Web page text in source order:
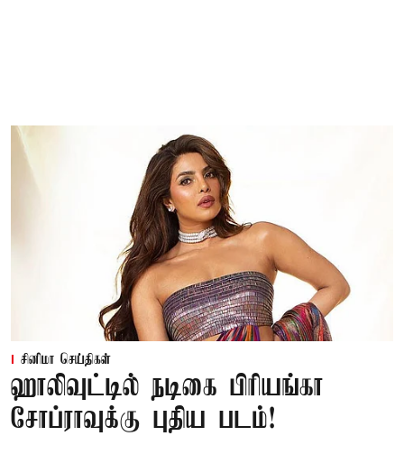
சினிமா செய்திகள்
ஹாலிவுட்டில் நடிகை பிரியங்கா
சோப்ராவுக்கு புதிய படம்!